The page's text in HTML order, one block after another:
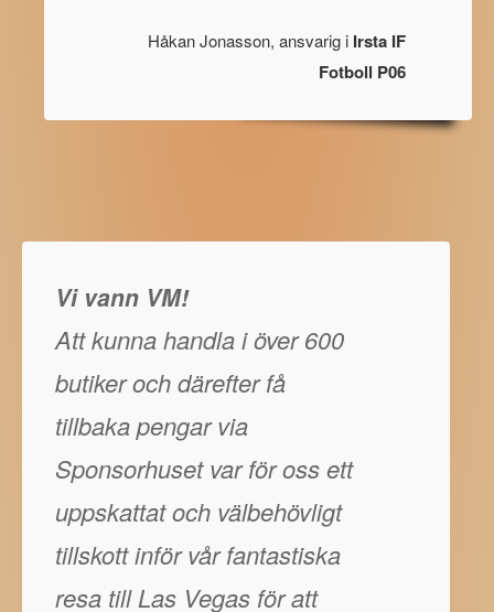
Håkan Jonasson, ansvarig i Irsta IF
Fotboll P06
Vi vann VM!
Att kunna handla i över 600
butiker och därefter få
tillbaka pengar via
Sponsorhuset var för oss ett
uppskattat och välbehövligt
tillskott inför vår fantastiska
resa till Las Vegas för att